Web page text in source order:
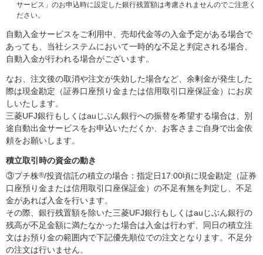
サービス」のお申込時に設定した銀行残置額は考慮されませんのでご注意く
ださい。
自動入金サービスをご利用中、売却代金等の入金予定がある場合で
あっても、当社システムにおいて一時的な不足と判定される場合、
自動入金が行われる場合がございます。
なお、注文後の取消や注文が失効した場合など、余剰金が発生した
際は現金勘定（証券口座預り金または信用取引口座保証金）にお戻
しいたします。
三菱UFJ銀行もしくはauじぶん銀行への振替を希望する場合は、別
途自動出金サービスをお申込いただくか、お客さまご自身で出金依
頼をお願いします。
積立取引時の資金の動き
③プチ株®/投資信託の積立の場合：指定日17:00頃に現金勘定（証券
口座預り金または信用取引口座保証金）の不足有無を判定し、不足
金があれば入金を行います。
その際、銀行残置額を除いた三菱UFJ銀行もしくはauじぶん銀行の
残高が不足金額に満たなかった場合は入金は行わず、同日の積立注
文はお預り金の範囲内で下記優先順位での注文となります。不足分
の注文は行いません。